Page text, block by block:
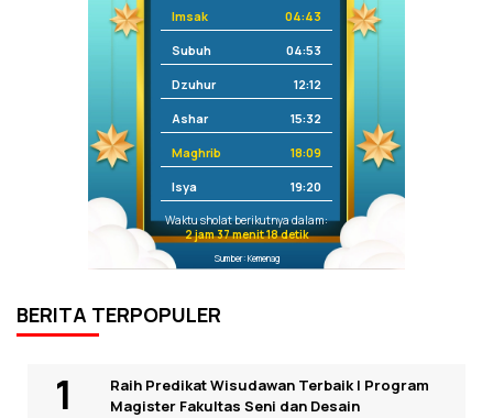
Imsak 04:43
Subuh 04:53
Dzuhur 12:12
Ashar 15:32
Maghrib 18:09
Isya 19:20
Waktu sholat berikutnya dalam:
2 jam 37 menit 17 detik
Sumber: Kemenag
BERITA TERPOPULER
Raih Predikat Wisudawan Terbaik I Program
Magister Fakultas Seni dan Desain